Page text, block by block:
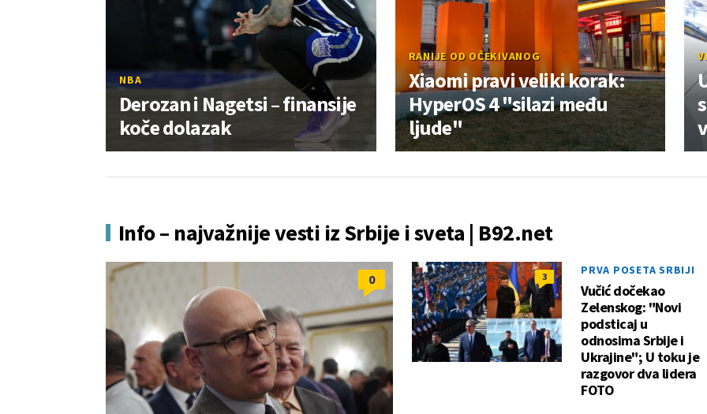
NBA
Derozan i Nagetsi – finansije
koče dolazak
RANIJE OD OČEKIVANOG
Xiaomi pravi veliki korak:
HyperOS 4 "silazi među
ljude"
Info – najvažnije vesti iz Srbije i sveta | B92.net
0 3 PRVA POSETA SRBIJI
Vučić dočekao
Zelenskog: "Novi
podsticaj u
odnosima Srbije i
Ukrajine"; U toku je
razgovor dva lidera
FOTO